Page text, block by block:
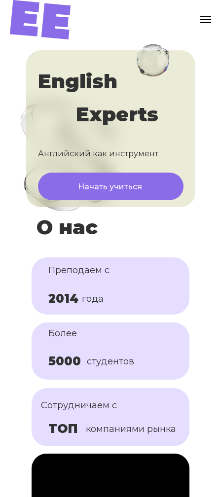
English
Experts
Английский как инструмент
Начать учиться
О нас
Преподаем с
Сотрудничаем с
года
компаниями рынка
2014
ТОП
Более
студентов
5000